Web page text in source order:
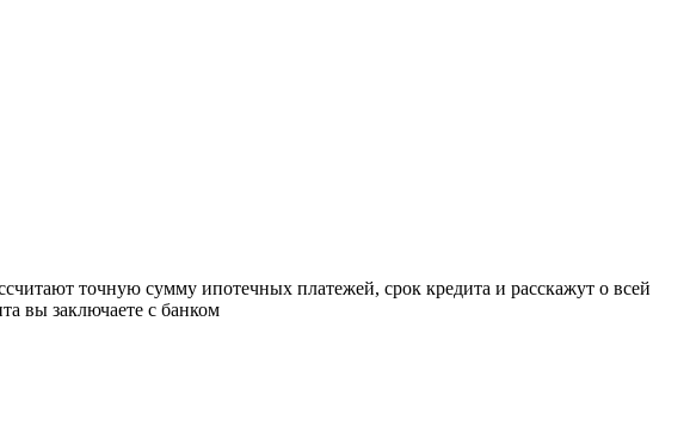
точную сумму ипотечных платежей, срок кредита и расскажут о всей
вы заключаете с банком